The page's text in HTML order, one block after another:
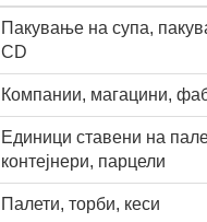
Пакување на супа,
CD
Компании, магацини,
Единици ставени на
контејнери, парцели
Палети, торби, кеси